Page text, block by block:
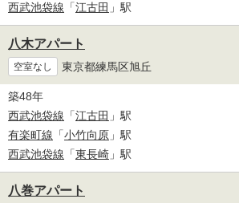
西武池袋線 「江古田 」駅
八木アパート
空室なし 東京都練馬区旭丘
築48年
西武池袋線 「江古田 」駅
有楽町線 「小竹向原 」駅
西武池袋線 「東長崎 」駅
八巻アパート